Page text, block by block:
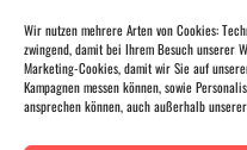
Wir nutzen mehrere Arten von Cookies:
zwingend, damit bei Ihrem Besuch unserer
Marketing-Cookies, damit wir Sie auf
Kampagnen messen können, sowie
ansprechen können, auch außerhalb